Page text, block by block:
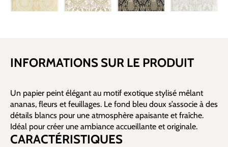
INFORMATIONS SUR LE PRODUIT
Un papier peint élégant au motif exotique stylisé mêlant
ananas, fleurs et feuillages. Le fond bleu doux s’associe à des
détails blancs pour une atmosphère apaisante et fraîche.
Idéal pour créer une ambiance accueillante et originale.
CARACTÉRISTIQUES